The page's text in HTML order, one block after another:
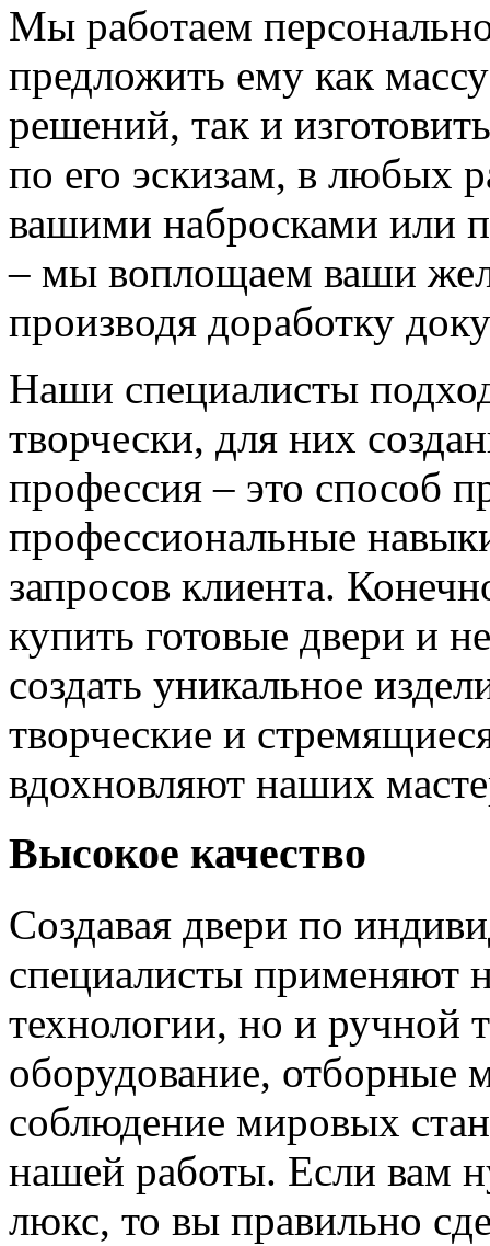
Мы работаем
предложить ему как
решений, так и
по его эскизам, в любых
вашими набросками или
– мы воплощаем ваши
производя доработку
Наши специалисты
творчески, для них
профессия – это способ
профессиональные
запросов клиента.
купить готовые двери и
создать уникальное
творческие и
вдохновляют наших
Высокое качество
Создавая двери по
специалисты применяют
технологии, но и ручной
оборудование, отборные
соблюдение мировых
нашей работы. Если вам
люкс, то вы правильно